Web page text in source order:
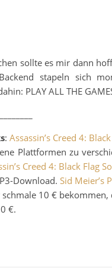
sollte es mir dann
stapeln sich
PLAY ALL THE
: Assassin’s Creed 4:
Plattformen zu
Creed 4: Black Flag
Download. Sid Meier’s
10 € bekommen,
€.